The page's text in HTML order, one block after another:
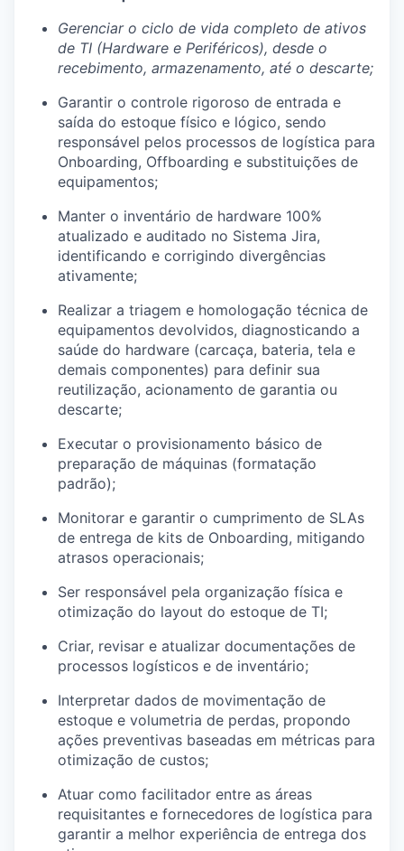
Gerenciar o ciclo de vida completo de ativos
de TI (Hardware e Periféricos), desde o
recebimento, armazenamento, até o descarte;
Garantir o controle rigoroso de entrada e
saída do estoque físico e lógico, sendo
responsável pelos processos de logística para
Onboarding, Offboarding e substituições de
equipamentos;
Manter o inventário de hardware 100%
atualizado e auditado no Sistema Jira,
identificando e corrigindo divergências
ativamente;
Realizar a triagem e homologação técnica de
equipamentos devolvidos, diagnosticando a
saúde do hardware (carcaça, bateria, tela e
demais componentes) para definir sua
reutilização, acionamento de garantia ou
descarte;
Executar o provisionamento básico de
preparação de máquinas (formatação
padrão);
Monitorar e garantir o cumprimento de SLAs
de entrega de kits de Onboarding, mitigando
atrasos operacionais;
Ser responsável pela organização física e
otimização do layout do estoque de TI;
Criar, revisar e atualizar documentações de
processos logísticos e de inventário;
Interpretar dados de movimentação de
estoque e volumetria de perdas, propondo
ações preventivas baseadas em métricas para
otimização de custos;
Atuar como facilitador entre as áreas
requisitantes e fornecedores de logística para
garantir a melhor experiência de entrega dos